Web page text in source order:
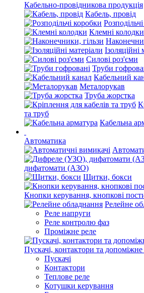
Кабельно-провідникова продукція
Кабель, провід
Клемні колодки
Ізоляційні
Силові роз'єми
Труби
Кабельний
Металорукав
Труба жорстка
та труб
Кабельна
Автоматика
дифатомати (АЗО)
Щитки, бокси
Кнопки керування, кнопкові
Релейне
Реле напруги
Реле контролю фаз
Проміжне реле
Пускачі, контактори та
Пускачі
Контактори
Теплове реле
Котушки керування